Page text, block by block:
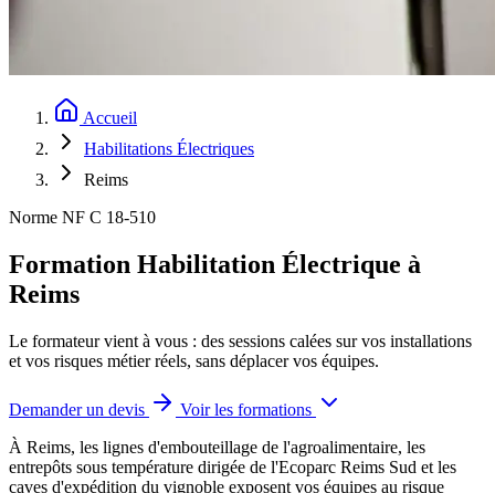
Accueil
Habilitations Électriques
Reims
Norme NF C 18-510
Formation Habilitation Électrique à
Reims
Le formateur vient à vous : des sessions calées sur vos installations
et vos risques métier réels, sans déplacer vos équipes.
Demander un devis
Voir les formations
À Reims, les lignes d'embouteillage de l'agroalimentaire, les
entrepôts sous température dirigée de l'Ecoparc Reims Sud et les
caves d'expédition du vignoble exposent vos équipes au risque